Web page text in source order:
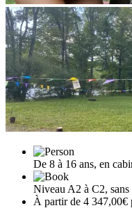
De 8 à 16 ans, en
Niveau A2 à C2, sans
À partir de 4 347,00€